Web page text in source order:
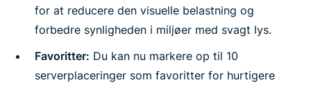
for at reducere den visuelle belastning og
forbedre synligheden i miljøer med svagt lys.
Favoritter: Du kan nu markere op til 10
serverplaceringer som favoritter for hurtigere